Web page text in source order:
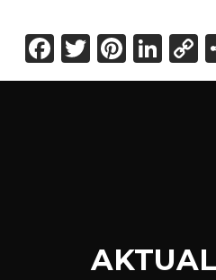
Facebook
Twitter